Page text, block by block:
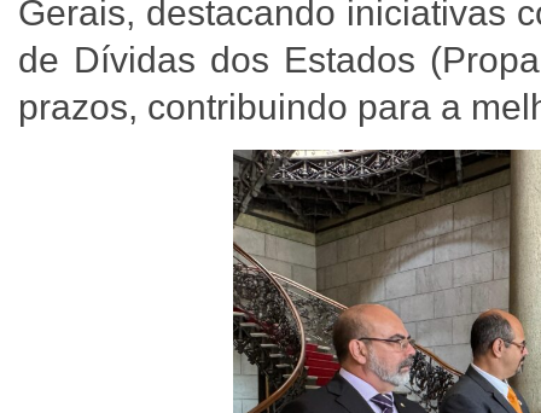
Gerais, destacando iniciativas
de Dívidas dos Estados
prazos, contribuindo para a